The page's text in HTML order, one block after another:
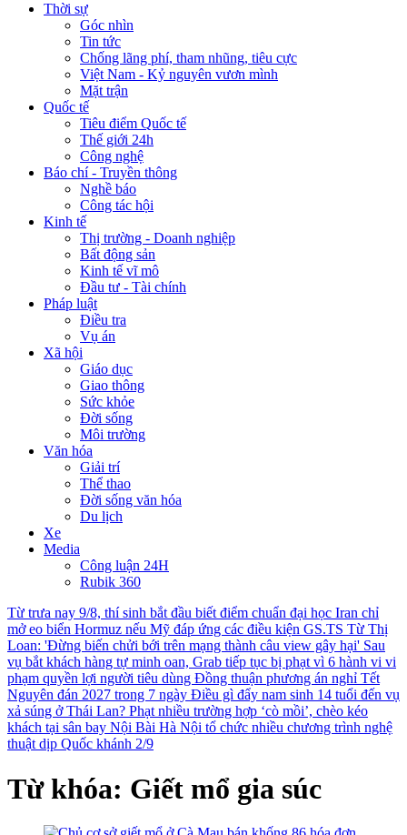
Thời sự
Góc nhìn
Tin tức
Chống lãng phí, tham nhũng, tiêu cực
Việt Nam - Kỷ nguyên vươn mình
Mặt trận
Quốc tế
Tiêu điểm Quốc tế
Thế giới 24h
Công nghệ
Báo chí - Truyền thông
Nghề báo
Công tác hội
Kinh tế
Thị trường - Doanh nghiệp
Bất động sản
Kinh tế vĩ mô
Đầu tư - Tài chính
Pháp luật
Điều tra
Vụ án
Xã hội
Giáo dục
Giao thông
Sức khỏe
Đời sống
Môi trường
Văn hóa
Giải trí
Thể thao
Đời sống văn hóa
Du lịch
Xe
Media
Công luận 24H
Rubik 360
Từ trưa nay 9/8, thí sinh bắt đầu biết điểm chuẩn đại học Iran chỉ
mở eo biển Hormuz nếu Mỹ đáp ứng các điều kiện GS.TS Từ Thị
Loan: 'Đừng biến chửi bới trên mạng thành câu view gây hại' Sau
vụ bắt khách hàng tự minh oan, Grab tiếp tục bị phạt vì 6 hành vi vi
phạm quyền lợi người tiêu dùng Đồng thuận phương án nghỉ Tết
Nguyên đán 2027 trong 7 ngày Điều gì đẩy nam sinh 14 tuổi đến vụ
xả súng ở Thái Lan? Phạt nhiều trường hợp ‘cò mồi’, chèo kéo
khách tại sân bay Nội Bài Hà Nội tổ chức nhiều chương trình nghệ
thuật dịp Quốc khánh 2/9
Từ khóa: Giết mổ gia súc